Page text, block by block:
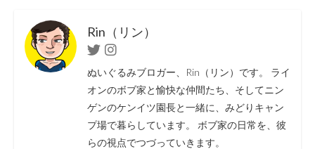
Rin（リン）
TwitterInstagram
ぬいぐるみブロガー、Rin（リン）です。 ライ
オンのボブ家と愉快な仲間たち、そしてニン
ゲンのケンイツ園長と一緒に、みどりキャン
プ場で暮らしています。 ボブ家の日常を、彼
らの視点でつづっていきます。